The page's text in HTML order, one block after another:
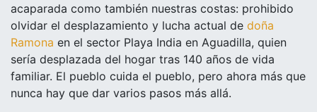
acaparada como también nuestras costas: prohibido
olvidar el desplazamiento y lucha actual de doña
Ramona en el sector Playa India en Aguadilla, quien
sería desplazada del hogar tras 140 años de vida
familiar. El pueblo cuida el pueblo, pero ahora más que
nunca hay que dar varios pasos más allá.